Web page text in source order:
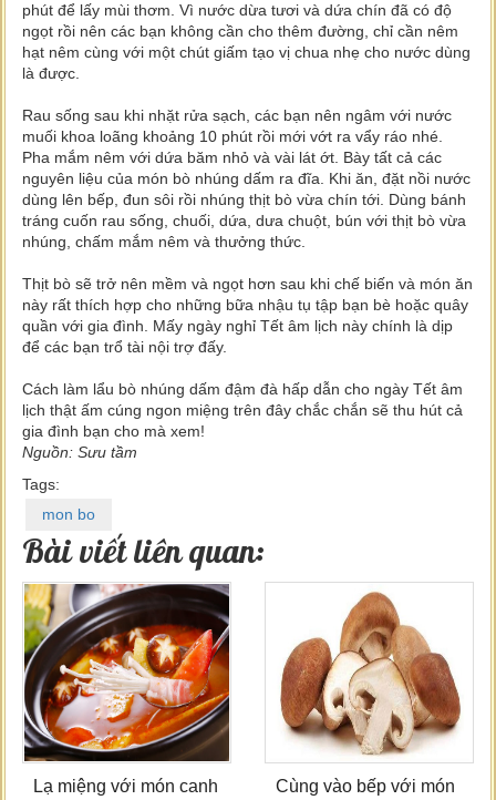
phút để lấy mùi thơm. Vì nước dừa tươi và dứa chín đã có độ
ngọt rồi nên các bạn không cần cho thêm đường, chỉ cần nêm
hạt nêm cùng với một chút giấm tạo vị chua nhẹ cho nước dùng
là được.
Rau sống sau khi nhặt rửa sạch, các bạn nên ngâm với nước
muối khoa loãng khoảng 10 phút rồi mới vớt ra vẩy ráo nhé.
Pha mắm nêm với dứa băm nhỏ và vài lát ớt. Bày tất cả các
nguyên liệu của món bò nhúng dấm ra đĩa. Khi ăn, đặt nồi nước
dùng lên bếp, đun sôi rồi nhúng thịt bò vừa chín tới. Dùng bánh
tráng cuốn rau sống, chuối, dứa, dưa chuột, bún với thịt bò vừa
nhúng, chấm mắm nêm và thưởng thức.
Thịt bò sẽ trở nên mềm và ngọt hơn sau khi chế biến và món ăn
này rất thích hợp cho những bữa nhậu tụ tập bạn bè hoặc quây
quần với gia đình. Mấy ngày nghỉ Tết âm lịch này chính là dịp
để các bạn trổ tài nội trợ đấy.
Cách làm lẩu bò nhúng dấm đậm đà hấp dẫn cho ngày Tết âm
lịch thật ấm cúng ngon miệng trên đây chắc chắn sẽ thu hút cả
gia đình bạn cho mà xem!
Nguồn: Sưu tầm
Tags:
mon bo
Bài viết liên quan:
Lạ miệng với món canh
Cùng vào bếp với món